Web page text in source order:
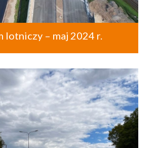
lotniczy – maj 2024 r.